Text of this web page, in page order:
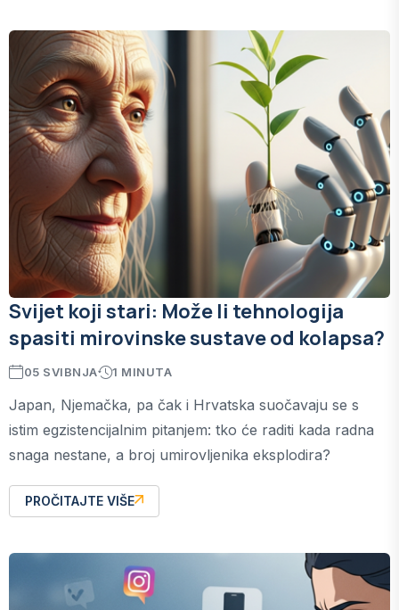
Svijet koji stari: Može li tehnologija
spasiti mirovinske sustave od kolapsa?
05 SVIBNJA 1 MINUTA
Japan, Njemačka, pa čak i Hrvatska suočavaju se s
istim egzistencijalnim pitanjem: tko će raditi kada radna
snaga nestane, a broj umirovljenika eksplodira?
PROČITAJTE VIŠE